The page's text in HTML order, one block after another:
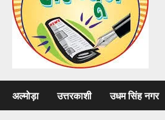
अल्मोड़ा उत्तरकाशी उधम सिंह नगर